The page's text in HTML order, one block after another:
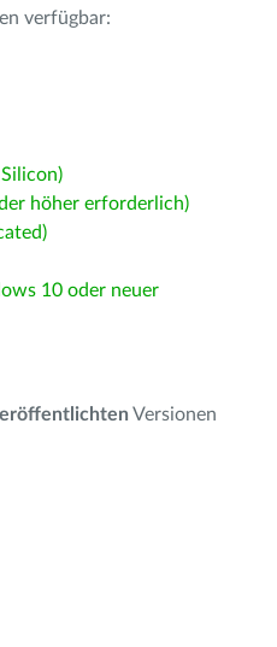
verfügbar:
höher erforderlich)
10 oder neuer
Versionen